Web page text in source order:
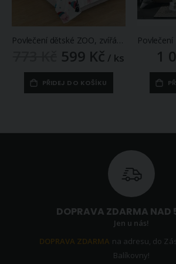
Zlevněná
/
cena
599 Kč / ks
PŘIDEJ DO KOŠÍKU
1
DOPRAVA ZDARMA NAD
Jen u nás!
DOPRAVA ZDARMA na adresu, do
Balíkovny!